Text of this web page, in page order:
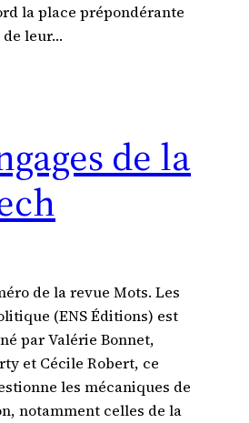
la place prépondérante
de leur…
de la
de la revue Mots. Les
(ENS Éditions) est
par Valérie Bonnet,
et Cécile Robert, ce
les mécaniques de
notamment celles de la